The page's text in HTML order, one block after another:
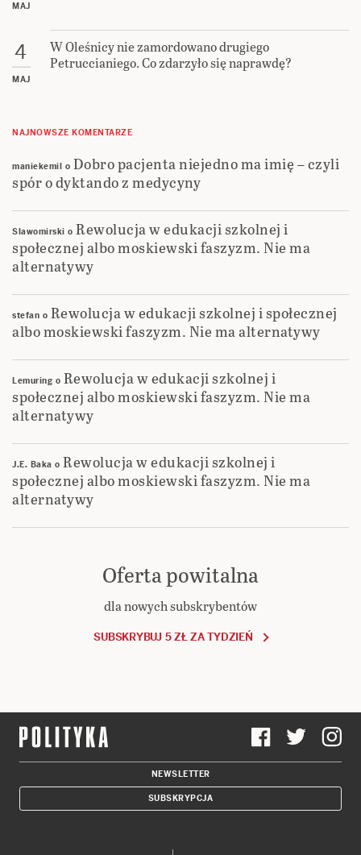
MAJ
4
MAJ
W Oleśnicy nie zamordowano drugiego
Petruccianiego. Co zdarzyło się naprawdę?
NAJNOWSZE KOMENTARZE
maniekemil o Dobro pacjenta niejedno ma imię – czyli
spór o dyktando z medycyny
Slawomirski o Rewolucja w edukacji szkolnej i
społecznej albo moskiewski faszyzm. Nie ma
alternatywy
stefan o Rewolucja w edukacji szkolnej i społecznej
albo moskiewski faszyzm. Nie ma alternatywy
Lemuring o Rewolucja w edukacji szkolnej i
społecznej albo moskiewski faszyzm. Nie ma
alternatywy
J.E. Baka o Rewolucja w edukacji szkolnej i
społecznej albo moskiewski faszyzm. Nie ma
alternatywy
Oferta powitalna
dla nowych subskrybentów
SUBSKRYBUJ 5 ZŁ ZA TYDZIEŃ
NEWSLETTER
SUBSKRYPCJA